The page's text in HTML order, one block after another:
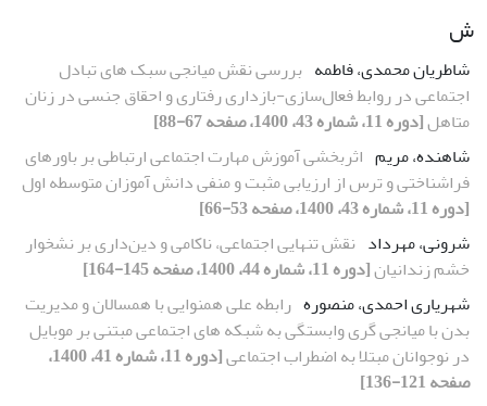
ش
شاطریان محمدی، فاطمه بررسی نقش میانجی سبک های تبادل
اجتماعی در روابط فعال‌سازی-بازداری رفتاری و احقاق جنسی در زنان
متاهل[دوره 11، شماره 43، 1400، صفحه 67-88]
شاهنده، مریم اثربخشی آموزش مهارت اجتماعی ارتباطی بر باورهای
فراشناختی و ترس از ارزیابی مثبت و منفی دانش آموزان متوسطه اول
[دوره 11، شماره 43، 1400، صفحه 53-66]
شرونی، مهرداد نقش تنهایی اجتماعی، ناکامی و دین‌داری بر نشخوار
خشم زندانیان[دوره 11، شماره 44، 1400، صفحه 145-164]
شهریاری احمدی، منصوره رابطه علی همنوایی با همسالان و مدیریت
بدن با میانجی گری وابستگی به شبکه های اجتماعی مبتنی بر موبایل
در نوجوانان مبتلا به اضطراب اجتماعی
[دوره 11، شماره 41، 1400،
صفحه 121-136]